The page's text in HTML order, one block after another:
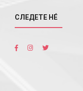
СЛЕДЕТЕ НÉ